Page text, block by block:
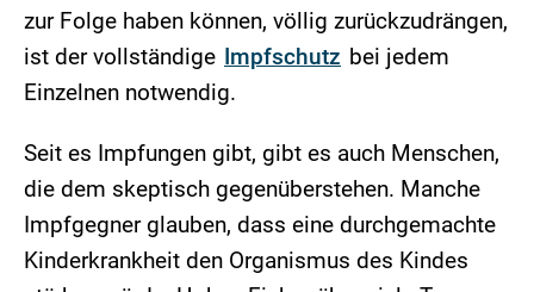
zur Folge haben können, völlig zurückzudrängen,
ist der vollständige Impfschutz bei jedem
Einzelnen notwendig.
Seit es Impfungen gibt, gibt es auch Menschen,
die dem skeptisch gegenüberstehen. Manche
Impfgegner glauben, dass eine durchgemachte
Kinderkrankheit den Organismus des Kindes